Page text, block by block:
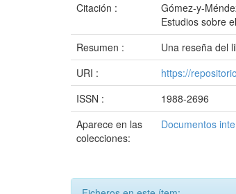
Citación :
Gómez-y-
Estudios sobre
Resumen :
Una reseña del
URI :
https://
ISSN :
1988-2696
Aparece en las
colecciones:
Documentos